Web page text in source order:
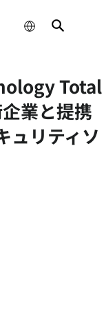
Total
業と提携
ュリティソ